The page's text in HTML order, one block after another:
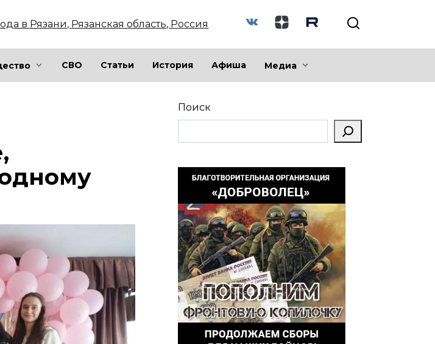
в Рязани, Рязанская область, Россия
СВО Статьи История Афиша Медиа
Поиск